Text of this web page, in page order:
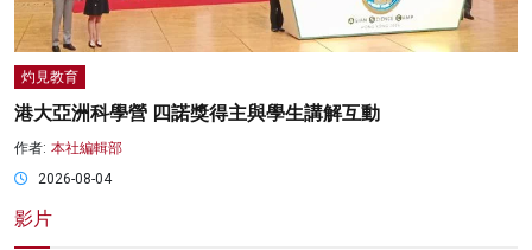
灼見教育
港大亞洲科學營 四諾獎得主與學生講解互動
作者: 本社編輯部
2026-08-04
影片